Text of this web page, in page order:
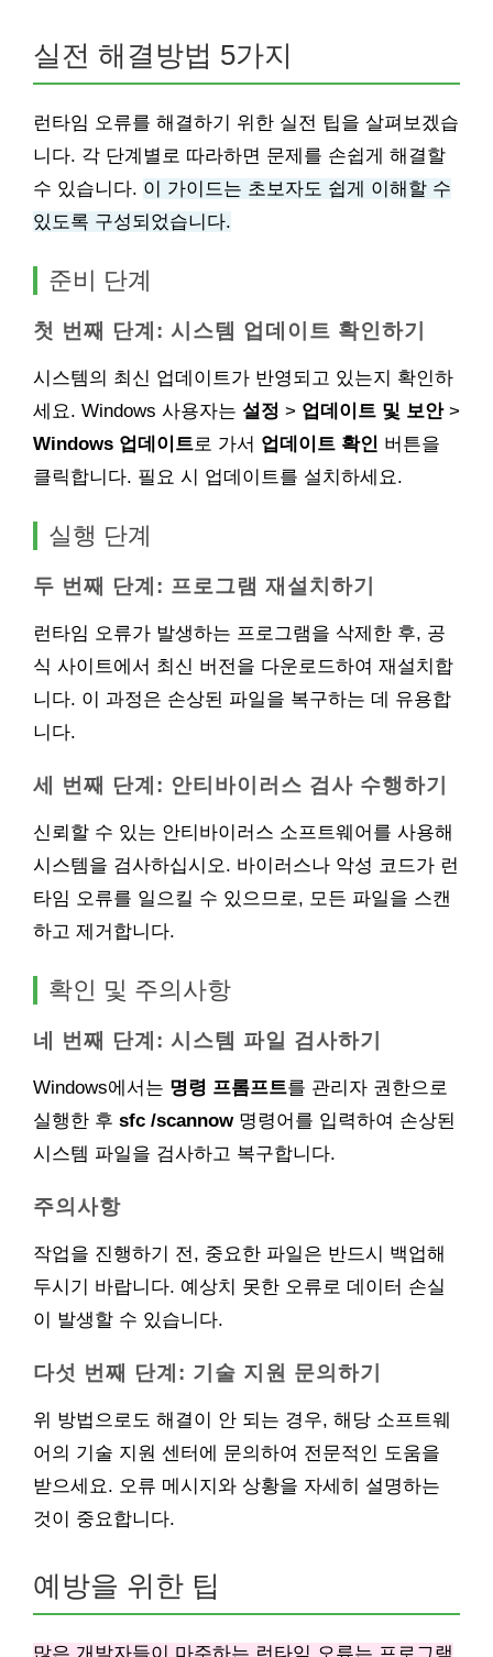
실전 해결방법 5가지
런타임 오류를 해결하기 위한 실전 팁을 살펴보겠습
니다. 각 단계별로 따라하면 문제를 손쉽게 해결할
수 있습니다. 이 가이드는 초보자도 쉽게 이해할 수
있도록 구성되었습니다.
준비 단계
첫 번째 단계: 시스템 업데이트 확인하기
시스템의 최신 업데이트가 반영되고 있는지 확인하
세요. Windows 사용자는 설정 > 업데이트 및 보안>
Windows 업데이트로 가서 업데이트 확인 버튼을
클릭합니다. 필요 시 업데이트를 설치하세요.
실행 단계
두 번째 단계: 프로그램 재설치하기
런타임 오류가 발생하는 프로그램을 삭제한 후, 공
식 사이트에서 최신 버전을 다운로드하여 재설치합
니다. 이 과정은 손상된 파일을 복구하는 데 유용합
니다.
세 번째 단계: 안티바이러스 검사 수행하기
신뢰할 수 있는 안티바이러스 소프트웨어를 사용해
시스템을 검사하십시오. 바이러스나 악성 코드가 런
타임 오류를 일으킬 수 있으므로, 모든 파일을 스캔
하고 제거합니다.
확인 및 주의사항
네 번째 단계: 시스템 파일 검사하기
Windows에서는 명령 프롬프트를 관리자 권한으로
실행한 후 sfc /scannow명령어를 입력하여 손상된
시스템 파일을 검사하고 복구합니다.
주의사항
작업을 진행하기 전, 중요한 파일은 반드시 백업해
두시기 바랍니다. 예상치 못한 오류로 데이터 손실
이 발생할 수 있습니다.
다섯 번째 단계: 기술 지원 문의하기
위 방법으로도 해결이 안 되는 경우, 해당 소프트웨
어의 기술 지원 센터에 문의하여 전문적인 도움을
받으세요. 오류 메시지와 상황을 자세히 설명하는
것이 중요합니다.
예방을 위한 팁